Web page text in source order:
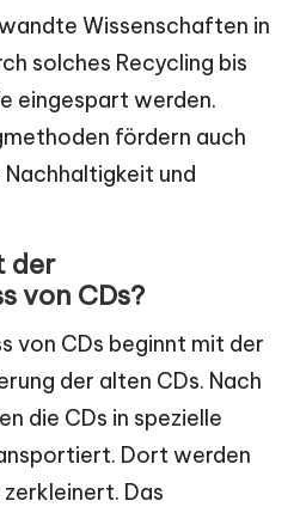
Wissenschaften in
solches Recycling bis
eingespart werden.
fördern auch
und
der
von CDs?
von CDs beginnt mit der
der alten CDs. Nach
die CDs in spezielle
Dort werden
Das